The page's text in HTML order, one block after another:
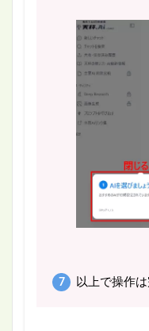
以上で操作は